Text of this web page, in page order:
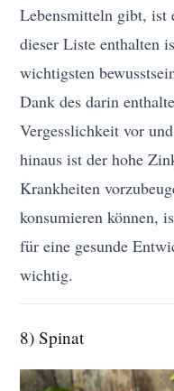
Lebensmitteln gibt, ist
dieser Liste enthalten
wichtigsten
Dank des darin
Vergesslichkeit vor
hinaus ist der hohe
Krankheiten
konsumieren können,
für eine gesunde
wichtig.
8) Spinat